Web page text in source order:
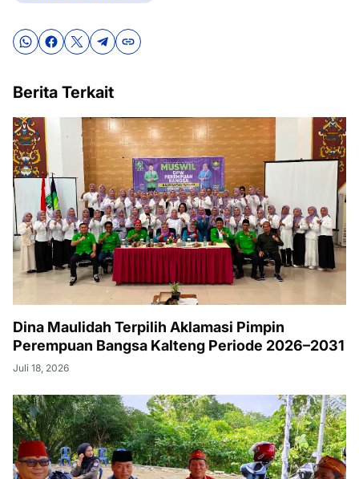
Berita Terkait
Dina Maulidah Terpilih Aklamasi Pimpin
Perempuan Bangsa Kalteng Periode 2026–2031
Juli 18, 2026